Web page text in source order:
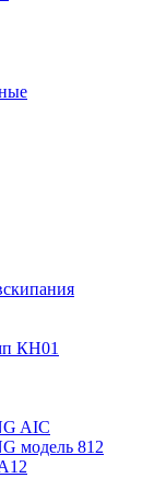
КН01
AIC
модель 812